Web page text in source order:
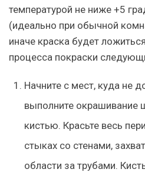
температурой не ниже +5
(идеально при обычной
иначе краска будет
процесса покраски
Начните с мест, куда не
выполните окрашивание
кистью. Красьте весь
стыках со стенами,
области за трубами.